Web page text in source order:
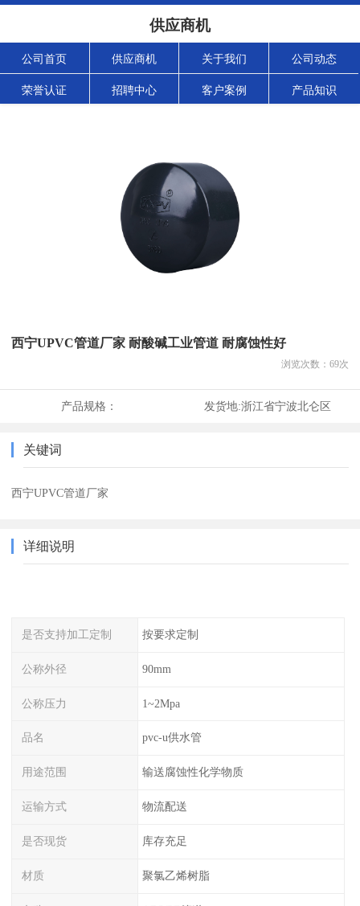
供应商机
公司首页 供应商机 关于我们 公司动态
荣誉认证 招聘中心 客户案例 产品知识
西宁UPVC管道厂家 耐酸碱工业管道 耐腐蚀性好
浏览次数： 69次
产品规格： 发货地:浙江省宁波北仑区
关键词
西宁UPVC管道厂家
详细说明
是否支持加工定制 按要求定制
公称外径 90mm
公称压力 1~2Mpa
品名 pvc-u供水管
用途范围 输送腐蚀性化学物质
运输方式 物流配送
是否现货 库存充足
材质 聚氯乙烯树脂